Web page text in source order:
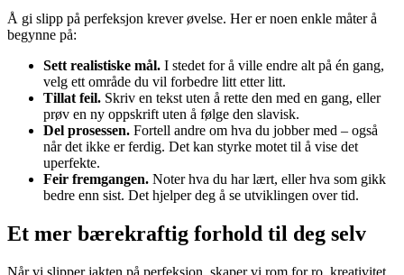
Å gi slipp på perfeksjon krever øvelse. Her er noen enkle måter å
begynne på:
Sett realistiske mål. I stedet for å ville endre alt på én gang,
velg ett område du vil forbedre litt etter litt.
Tillat feil. Skriv en tekst uten å rette den med en gang, eller
prøv en ny oppskrift uten å følge den slavisk.
Del prosessen. Fortell andre om hva du jobber med – også
når det ikke er ferdig. Det kan styrke motet til å vise det
uperfekte.
Feir fremgangen. Noter hva du har lært, eller hva som gikk
bedre enn sist. Det hjelper deg å se utviklingen over tid.
Et mer bærekraftig forhold til deg selv